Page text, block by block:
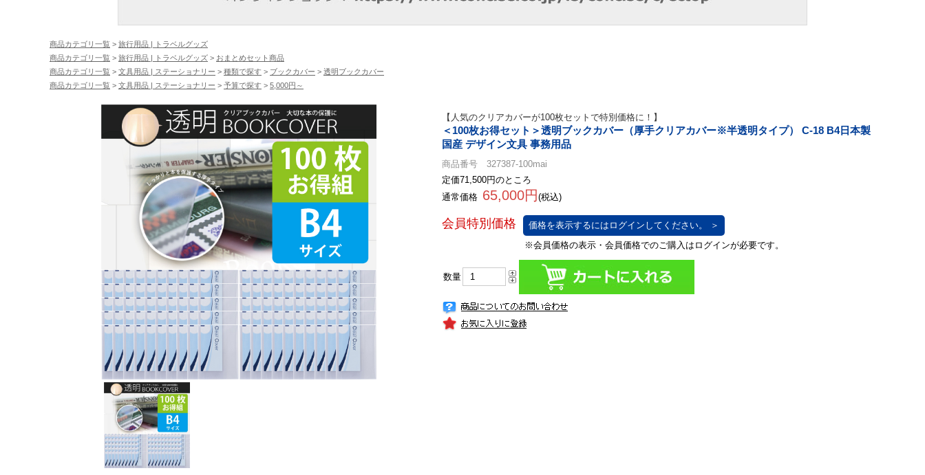
商品カテゴリ一覧 > 旅行用品 | トラベルグッズ
商品カテゴリ一覧 > 旅行用品 | トラベルグッズ > おまとめセット商品
商品カテゴリ一覧 > 文具用品 | ステーショナリー > 種類で探す > ブックカバー > 透明ブックカバー
商品カテゴリ一覧 > 文具用品 | ステーショナリー > 予算で探す > 5,000円～
【人気のクリアカバーが100枚セットで特別価格に！】
＜100枚お得セット＞透明ブックカバー（厚手クリアカバー※半透明タイプ） C-18 B4日本製
国産 デザイン文具 事務用品
商品番号 327387-100mai
定価71,500円のところ
通常価格 65,000円 (税込)
価格を表示するにはログインしてください。 ＞
数量